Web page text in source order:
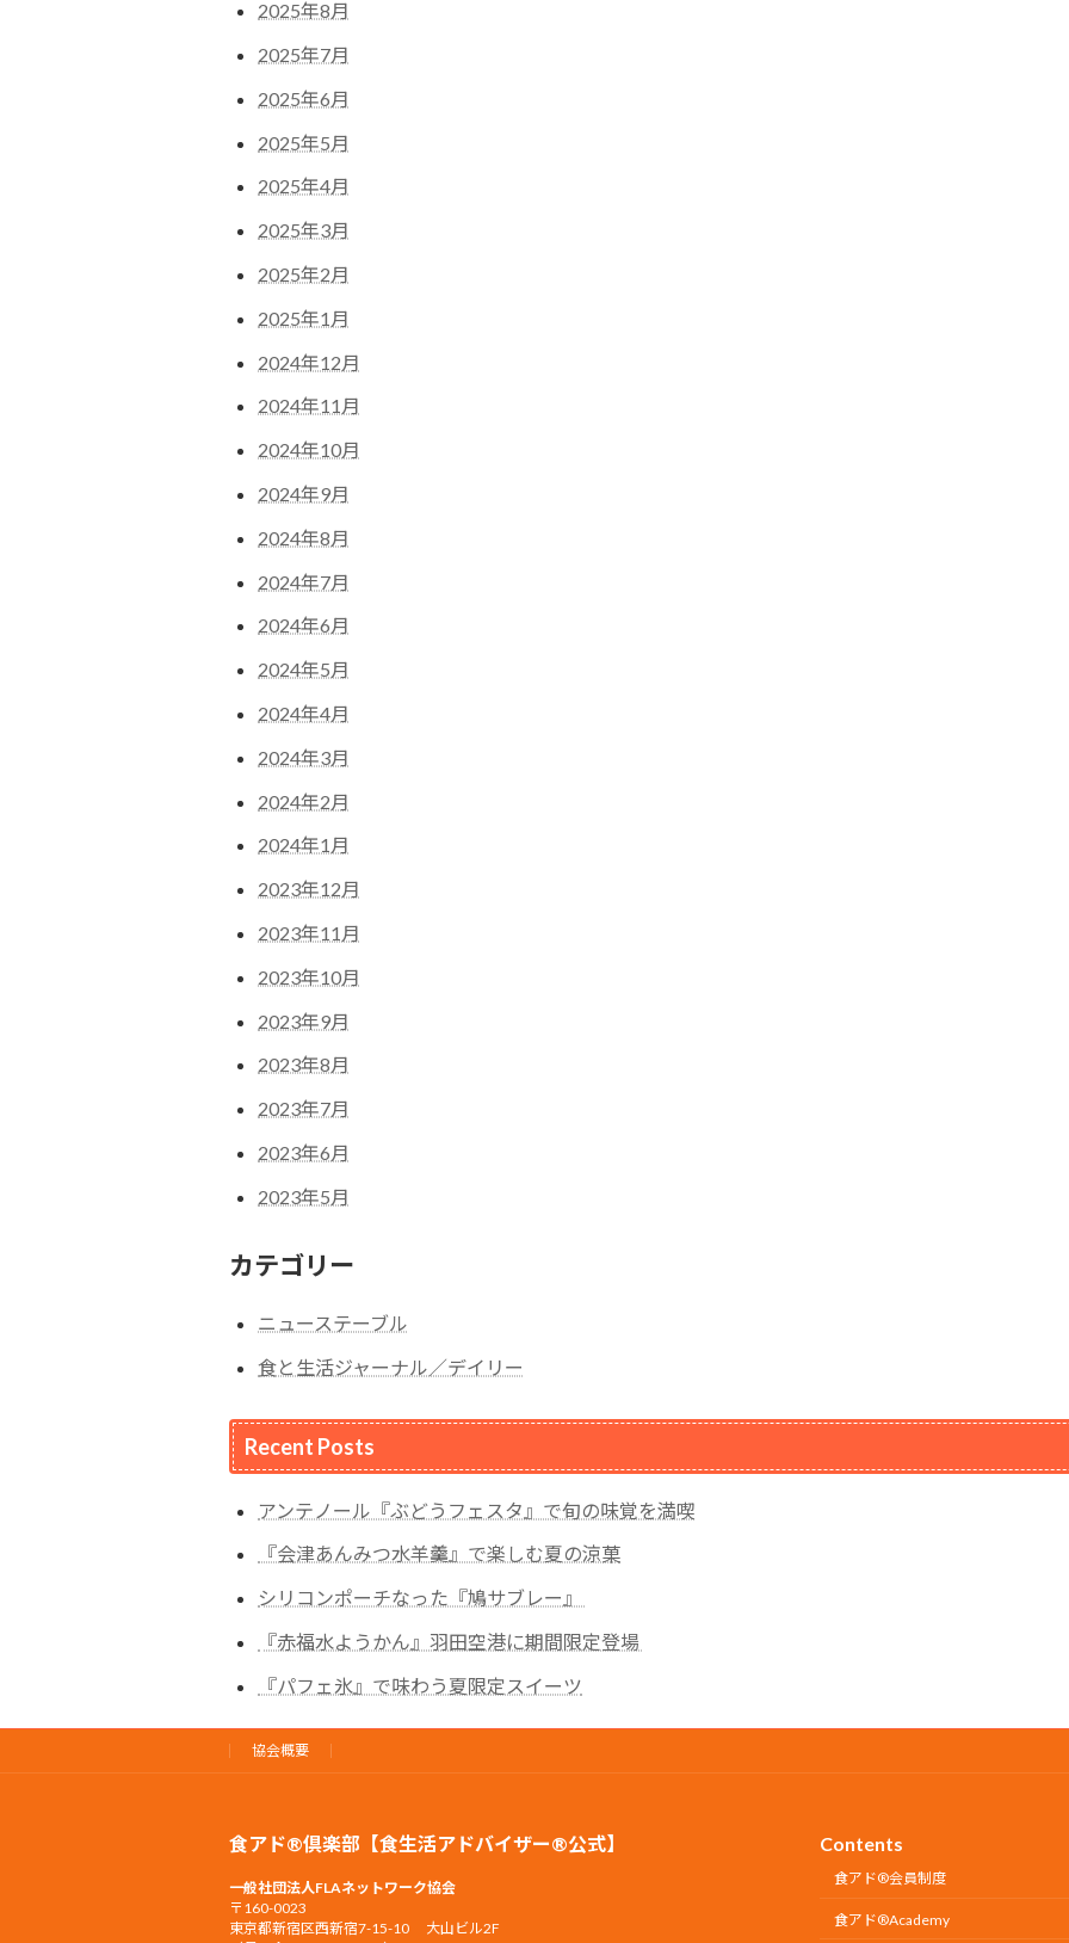
2025年8月
2025年7月
2025年6月
2025年5月
2025年4月
2025年3月
2025年2月
2025年1月
2024年12月
2024年11月
2024年10月
2024年9月
2024年8月
2024年7月
2024年6月
2024年5月
2024年4月
2024年3月
2024年2月
2024年1月
2023年12月
2023年11月
2023年10月
2023年9月
2023年8月
2023年7月
2023年6月
2023年5月
カテゴリー
ニューステーブル
食と生活ジャーナル／デイリー
Recent Posts
アンテノール『ぶどうフェスタ』で旬の味覚を満喫
『会津あんみつ水羊羹』で楽しむ夏の涼菓
シリコンポーチなった『鳩サブレー』
『赤福水ようかん』羽田空港に期間限定登場
『パフェ氷』で味わう夏限定スイーツ
協会概要
食アド®倶楽部【食生活アドバイザー®公式】
一般社団法人FLAネットワーク協会
〒160-0023
東京都新宿区西新宿7-15-10 大山ビル2F
Contents
食アド®会員制度
食アド®︎Academy